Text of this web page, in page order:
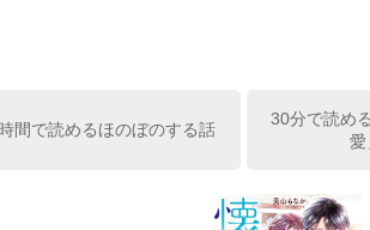
真摯な仕事ぶりを見て心を動かされる。
を、柊也も次第に気にかけていって……。
間で読めるほのぼのする話
30分で読め
愛